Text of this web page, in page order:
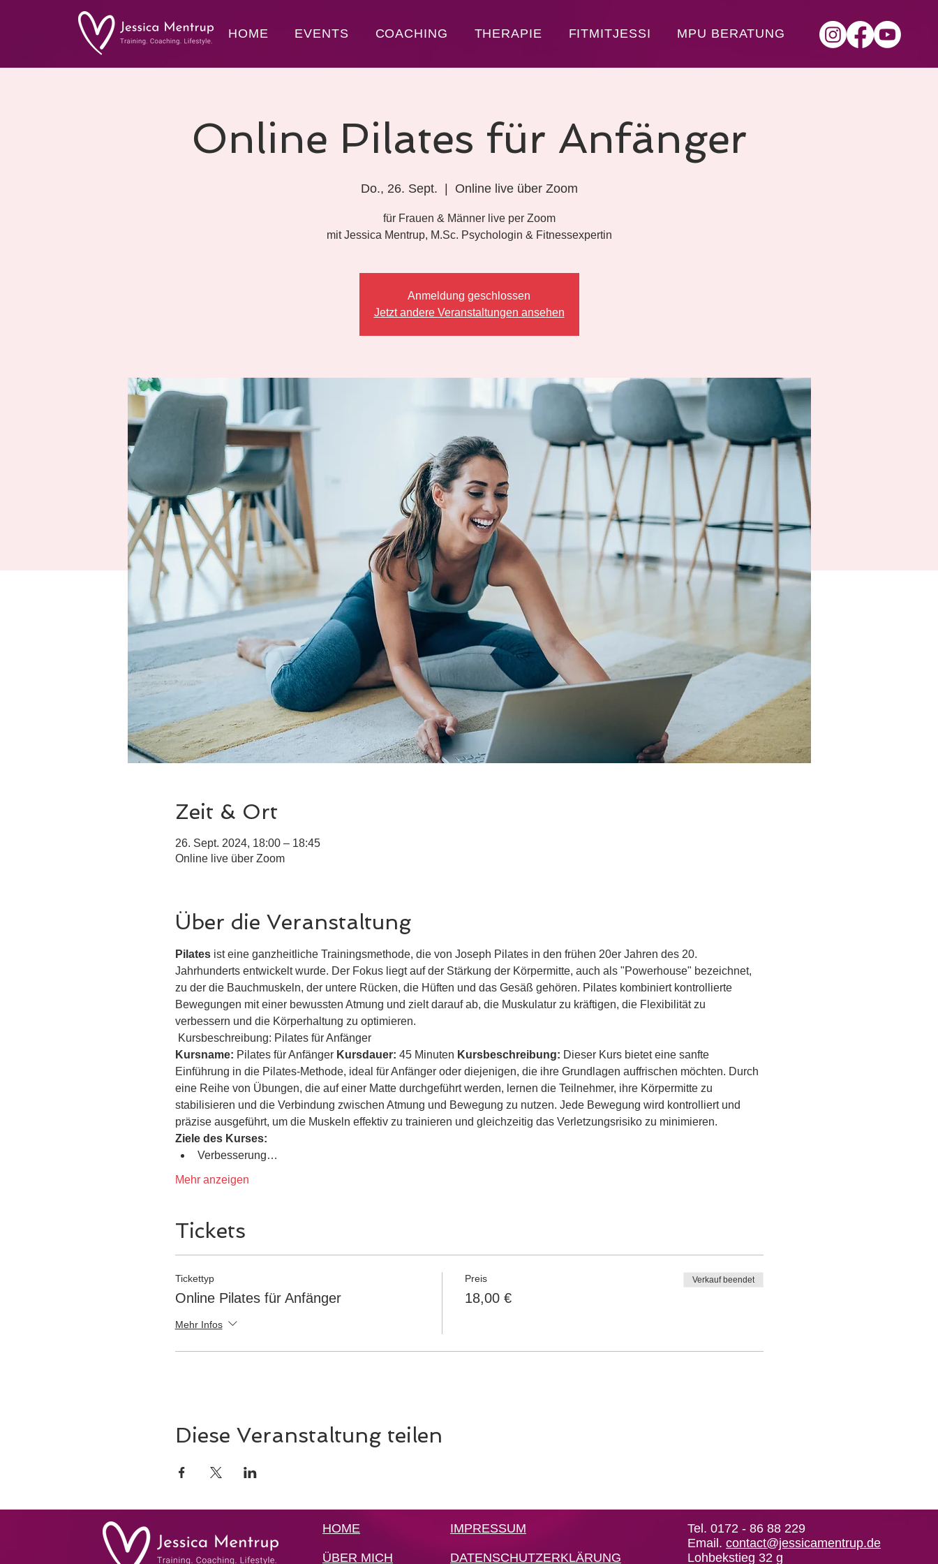
HOME EVENTS COACHING THERAPIE FITMITJESSI MPU BERATUNG
Online Pilates für Anfänger
Do., 26. Sept. Online live über Zoom
für Frauen & Männer live per Zoom
mit Jessica Mentrup, M.Sc. Psychologin & Fitnessexpertin
Anmeldung geschlossen
Jetzt andere Veranstaltungen ansehen
Zeit & Ort
26. Sept. 2024, 18:00 – 18:45
Online live über Zoom
Über die Veranstaltung
Pilates ist eine ganzheitliche Trainingsmethode, die von Joseph Pilates in den frühen 20er Jahren des 20.
Jahrhunderts entwickelt wurde. Der Fokus liegt auf der Stärkung der Körpermitte, auch als "Powerhouse" bezeichnet,
zu der die Bauchmuskeln, der untere Rücken, die Hüften und das Gesäß gehören. Pilates kombiniert kontrollierte
Bewegungen mit einer bewussten Atmung und zielt darauf ab, die Muskulatur zu kräftigen, die Flexibilität zu
verbessern und die Körperhaltung zu optimieren.
Kursbeschreibung: Pilates für Anfänger
Kursname: Pilates für Anfänger Kursdauer: 45 Minuten Kursbeschreibung: Dieser Kurs bietet eine sanfte
Einführung in die Pilates-Methode, ideal für Anfänger oder diejenigen, die ihre Grundlagen auffrischen möchten. Durch
eine Reihe von Übungen, die auf einer Matte durchgeführt werden, lernen die Teilnehmer, ihre Körpermitte zu
stabilisieren und die Verbindung zwischen Atmung und Bewegung zu nutzen. Jede Bewegung wird kontrolliert und
präzise ausgeführt, um die Muskeln effektiv zu trainieren und gleichzeitig das Verletzungsrisiko zu minimieren.
Ziele des Kurses:
Verbesserung…
Mehr anzeigen
Tickets
Tickettyp
Online Pilates für Anfänger
Mehr Infos
Preis
18,00 €
Verkauf beendet
Diese Veranstaltung teilen
HOME
ÜBER MICH
IMPRESSUM
DATENSCHUTZERKLÄRUNG
Tel. 0172 - 86 88 229
Email. contact@jessicamentrup.de
Lohbekstieg 32 g